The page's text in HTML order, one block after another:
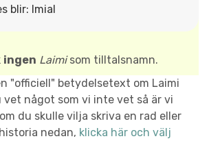
blir: Imial
ingen Laimisom tilltalsnamn.
"officiell" betydelsetext om Laimi
vet något som vi inte vet så är vi
du skulle vilja skriva en rad eller
nedan, klicka här och välj